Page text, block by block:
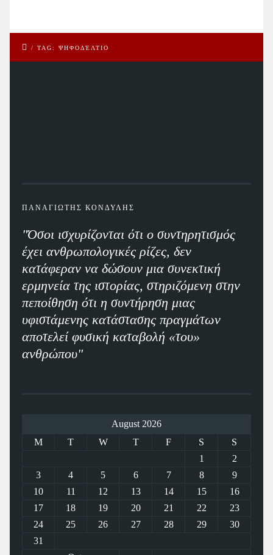
/ TAG: ΨΗΦΟΔΈΛΤΙΟ
ΠΑΝΑΓΙΩΤΗΣ ΚΟΝΔΥΛΗΣ
"Όσοι ισχυρίζονται ότι ο συντηρητισμός
έχει ανθρωπολογικές ρίζες, δεν
κατάφεραν να δώσουν μια συνεκτική
ερμηνεία της ιστορίας, στηριζόμενη στην
πεποίθηση ότι η συντήρηση μιας
υφιστάμενης κατάστασης πραγμάτων
αποτελεί φυσική καταβολή «του»
ανθρώπου"
August 2026
M
T W T F S S
1
2
3
4 5 6 7 8
9
10
11 12 13 14 15
16
17
18 19 20 21 22
23
24
25 26 27 28 29
30
31